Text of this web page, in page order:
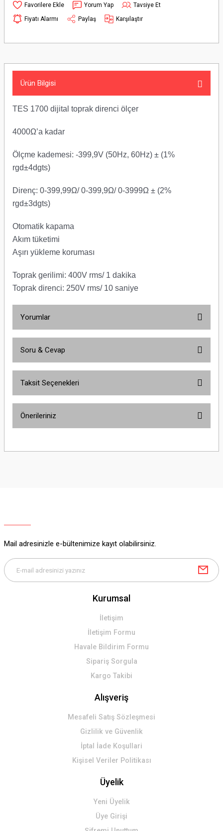
Yorum Yap
Tavsiye Et
Fiyatı Alarmı
Paylaş Karşılaştır
Ürün Bilgisi
TES 1700 dijital toprak direnci ölçer
4000Ω’a kadar
Ölçme kademesi: -399,9V (50Hz, 60Hz) ± (1%
rgd±4dgts)
Direnç: 0-399,99Ω/ 0-399,9Ω/ 0-3999Ω ± (2%
rgd±3dgts)
Otomatik kapama
Akım tüketimi
Aşırı yükleme koruması
Toprak gerilimi: 400V rms/ 1 dakika
Toprak direnci: 250V rms/ 10 saniye
Yorumlar
Soru & Cevap
Taksit Seçenekleri
Önerileriniz
yetersiz gördüğünüz noktaları öneri formunu kullanarak tarafımıza
Bu ürüne benzer farklı alternatifler olmalı.
Gönder
Mail adresinizle e-bültenimize kayıt olabilirsiniz.
Kurumsal
İletişim
İletişim Formu
Havale Bildirim Formu
Sipariş Sorgula
Kargo Takibi
Alışveriş
Mesafeli Satış Sözleşmesi
Gizlilik ve Güvenlik
İptal İade Koşullari
Kişisel Veriler Politikası
Üyelik
Yeni Üyelik
Üye Girişi